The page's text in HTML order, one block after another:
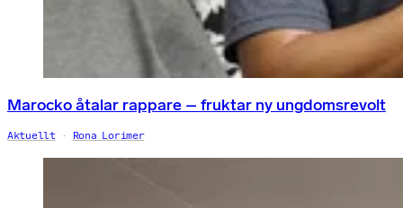
Marocko åtalar rappare – fruktar ny ungdomsrevolt
Aktuellt Rona Lorimer